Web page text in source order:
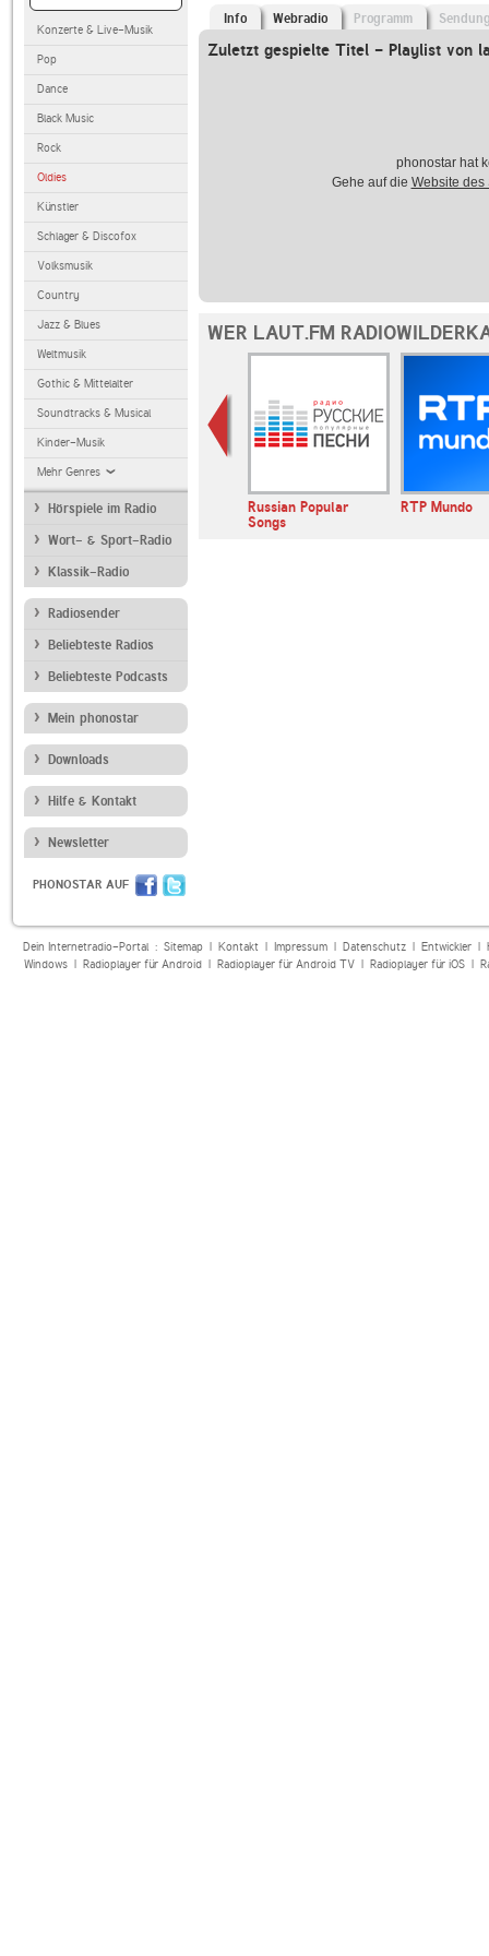
Konzerte & Live-Musik
Pop
Dance
Black Music
Rock
Oldies
Künstler
Schlager & Discofox
Volksmusik
Country
Jazz & Blues
Weltmusik
Gothic & Mittelalter
Soundtracks & Musical
Kinder-Musik
Mehr Genres
Hörspiele im Radio
Wort- & Sport-Radio
Klassik-Radio
Radiosender
Beliebteste Radios
Beliebteste Podcasts
Mein phonostar
Downloads
Hilfe & Kontakt
Newsletter
PHONOSTAR AUF
Info Webradio Programm
Zuletzt gespielte Titel - Playlist von
phonostar hat
Gehe auf die Website des
WER LAUT.FM
BAYERN WDR 5
Russian Popular
Songs
RTP Mundo
Dein Internetradio-Portal : Sitemap| Kontakt| Impressum| Datenschutz| Entwickler|
Windows| Radioplayer für Android| Radioplayer für Android TV| Radioplayer für iOS|